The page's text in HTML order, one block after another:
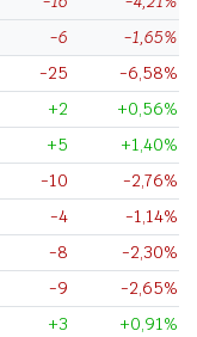
-6
-1,65%
-25
-6,58%
+2
+0,56%
+5
+1,40%
-10
-2,76%
-4
-1,14%
-8
-2,30%
-9
-2,65%
+3
+0,91%